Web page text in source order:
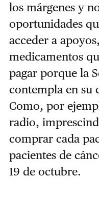
los márgenes y
oportunidades
acceder a
medicamentos
pagar porque la
contempla en su
Como, por
radio,
comprar cada
pacientes de
19 de octubre.